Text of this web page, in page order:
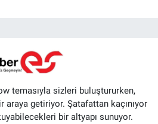
temasıyla sizleri buluştururken,
getiriyor. Şatafattan kaçınıyor
bir altyapı sunuyor.